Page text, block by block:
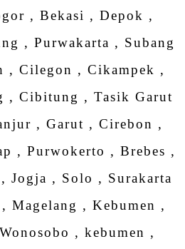
, Bekasi , Depok ,
, Purwakarta , Subang
, Cilegon , Cikampek ,
, Cibitung , Tasik Garut
, Garut , Cirebon ,
, Purwokerto , Brebes ,
Jogja , Solo , Surakarta
Magelang , Kebumen ,
, kebumen ,